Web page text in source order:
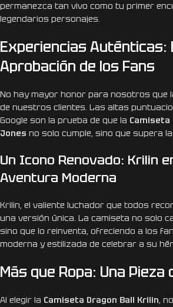
permanezca tan vivo como tu primer
legendarios personajes.
Experiencias Auténticas:
Aprobación de los Fans
No hay mayor honor para nosotros que
de nuestros clientes. Las altas
Google son la prueba de que la Camiseta
Jones no solo cumple, sino que supera
Un Icono Renovado: Krilin
Aventura Moderna
Krilin, el valiente luchador que todos
una versión única. La camiseta no solo
sino que lo reinventa, ofreciendo a los
moderna y estilizada de celebrar a su
Más que Ropa: Una Pieza
Al elegir la Camiseta Dragon Ball Krilin,